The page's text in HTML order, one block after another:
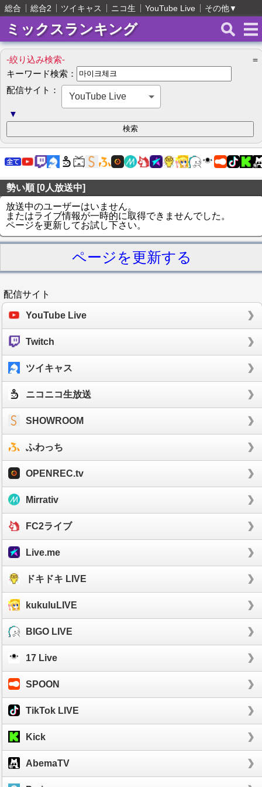
総合 総合2 ツイキャス ニコ生 YouTube Live その他▼
ミックスランキング
-絞り込み検索-
＝
キーワード検索：
配信サイト：
YouTube Live
▼
勢い順 [0人放送中]
放送中のユーザーはいません。
またはライブ情報が一時的に取得できませんでした。
ページを更新してお試し下さい。
ページを更新する
配信サイト
YouTube Live
Twitch
ツイキャス
ニコニコ生放送
SHOWROOM
ふわっち
OPENREC.tv
Mirrativ
FC2ライブ
Live.me
ドキドキ LIVE
kukuluLIVE
BIGO LIVE
17 Live
SPOON
TikTok LIVE
Kick
AbemaTV